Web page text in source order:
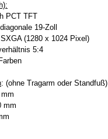
PCT TFT
19-Zoll
(1280 x 1024 Pixel)
5:4
: (ohne Tragarm oder Standfuß)
mm